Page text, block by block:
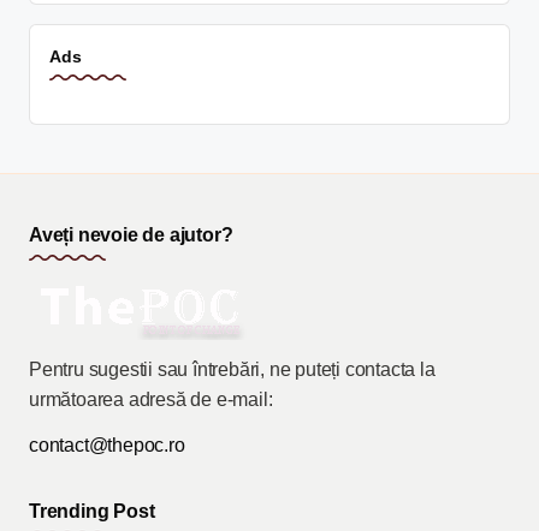
Ads
Aveți nevoie de ajutor?
Pentru sugestii sau întrebări, ne puteți contacta la
următoarea adresă de e-mail:
contact@thepoc.ro
Trending Post